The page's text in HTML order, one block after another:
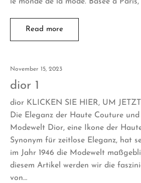
Read more
November 15, 2023
dior 1
dior KLICKEN SIE HIER, UM
Die Eleganz der Haute Couture
Modewelt Dior, eine Ikone der
Synonym für zeitlose Eleganz, hat
im Jahr 1946 die Modewelt
diesem Artikel werden wir die
von…